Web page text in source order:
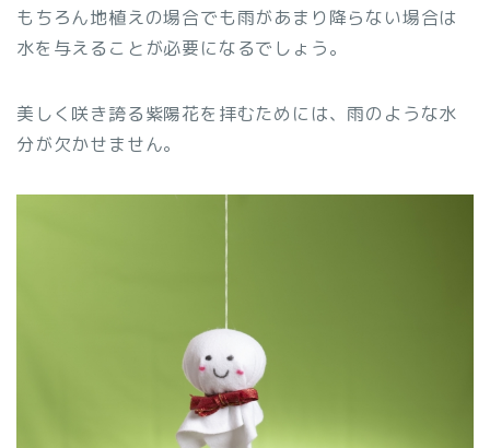
もちろん地植えの場合でも雨があまり降らない場合は
水を与えることが必要になるでしょう。
美しく咲き誇る紫陽花を拝むためには、雨のような水
分が欠かせません。